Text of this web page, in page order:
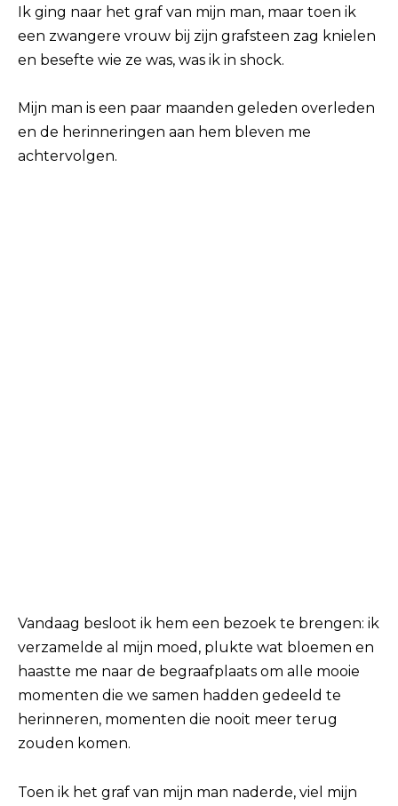
Ik ging naar het graf van mijn man, maar toen ik
een zwangere vrouw bij zijn grafsteen zag knielen
en besefte wie ze was, was ik in shock.
Mijn man is een paar maanden geleden overleden
en de herinneringen aan hem bleven me
achtervolgen.
Vandaag besloot ik hem een ​​bezoek te brengen: ik
verzamelde al mijn moed, plukte wat bloemen en
haastte me naar de begraafplaats om alle mooie
momenten die we samen hadden gedeeld te
herinneren, momenten die nooit meer terug
zouden komen.
Toen ik het graf van mijn man naderde, viel mijn